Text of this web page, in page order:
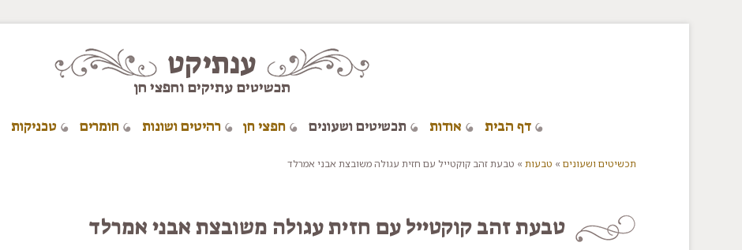
ענתיקט
תכשיטים עתיקים וחפצי חן
דף הבית אודות תכשיטים ושעונים חפצי חן רהיטים ושונות חומרים טכניקות
תכשיטים ושעונים » טבעות » טבעת זהב קוקטייל עם חזית עגולה משובצת אבני אמרלד
טבעת זהב קוקטייל עם חזית עגולה משובצת אבני אמרלד